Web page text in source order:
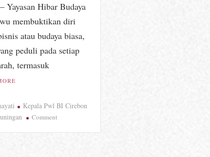
Hibar Budaya
membuktikan diri
atau budaya biasa,
peduli pada setiap
termasuk
Kepala Pwl BI Cirebon
Comment